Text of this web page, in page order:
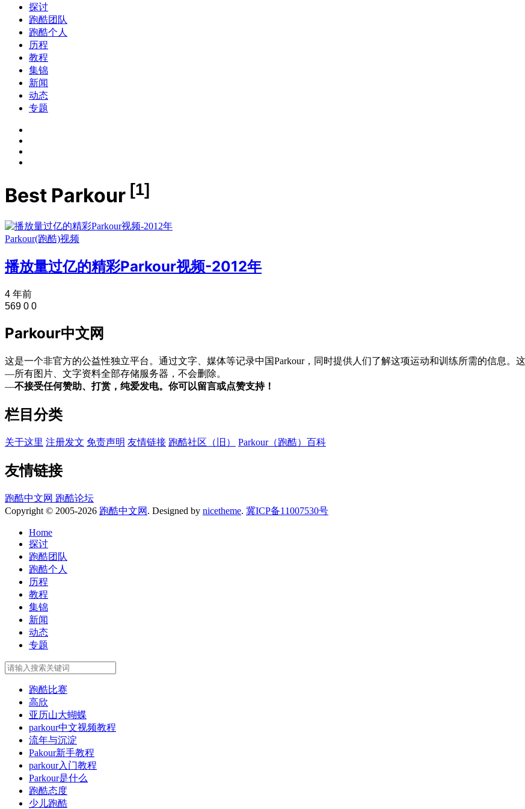
探讨
跑酷团队
跑酷个人
历程
教程
集锦
新闻
动态
专题
Best Parkour [1]
Parkour(跑酷)视频
播放量过亿的精彩Parkour视频-2012年
4 年前
569 0 0
Parkour中文网
这是一个非官方的公益性独立平台。通过文字、媒体等记录中国Parkour，同时提供人们了解这项运动和训练所需的信息。
—所有图片、文字资料全部存储服务器，不会删除。
—不接受任何赞助、打赏，纯爱发电。你可以留言或点赞支持！
栏目分类
关于这里 注册发文 免责声明 友情链接 跑酷社区（旧） Parkour（跑酷）百科
友情链接
跑酷中文网 跑酷论坛
Copyright © 2005-2026 跑酷中文网 . Designed by nicetheme. 冀ICP备11007530号
Home
探讨
跑酷团队
跑酷个人
历程
教程
集锦
新闻
动态
专题
跑酷比赛
高欣
亚历山大蝴蝶
parkour中文视频教程
流年与沉淀
Pakour新手教程
parkour入门教程
Parkour是什么
跑酷态度
少儿跑酷